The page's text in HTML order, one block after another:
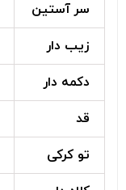
سر آستین
زیب دار
دکمه دار
قد
تو کرکی